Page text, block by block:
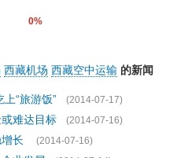
0%
西藏机场 西藏空中运输 的新闻
“旅游饭”
(2014-07-17)
或难达目标
(2014-07-16)
长
(2014-07-16)